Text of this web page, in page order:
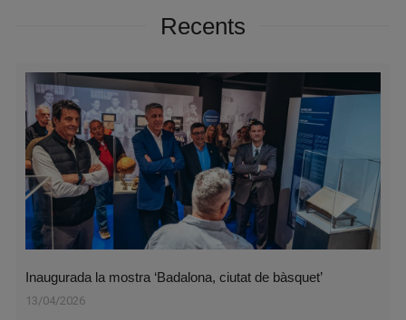
Recents
Inaugurada la mostra ‘Badalona, ciutat de bàsquet’
13/04/2026